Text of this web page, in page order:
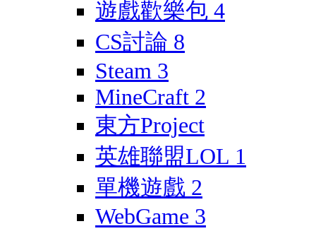
遊戲歡樂包 4
CS討論 8
Steam 3
MineCraft 2
東方Project
英雄聯盟LOL 1
單機遊戲 2
WebGame 3